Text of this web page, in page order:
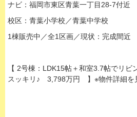
ナビ：福岡市東区青葉一丁目28-7付近
校区：青葉小学校／青葉中学校
1棟販売中／全1区画／現状：完成間近
【 2号棟：LDK15帖＋和室3.7帖でリビ
スッキリ♪ 3,798万円 】※物件詳細を